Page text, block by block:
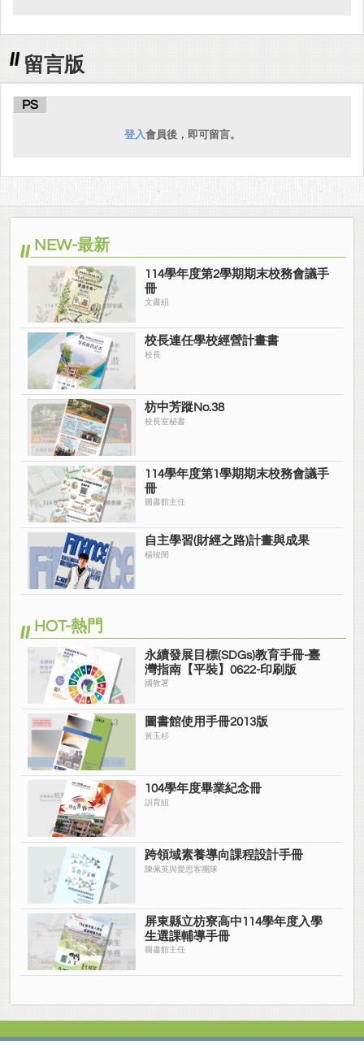
留言版
PS
登入會員後，即可留言。
NEW-最新
114學年度第2學期期末校務會議手
冊
文書組
校長連任學校經營計畫書
校長
枋中芳蹤No.38
校長室秘書
114學年度第1學期期末校務會議手
冊
圖書館主任
自主學習(財經之路)計畫與成果
楊竣閔
HOT-熱門
永續發展目標(SDGs)教育手冊-臺
灣指南【平裝】0622-印刷版
國教署
圖書館使用手冊2013版
黃玉杉
104學年度畢業紀念冊
訓育組
跨領域素養導向課程設計手冊
陳佩英與愛思客團隊
屏東縣立枋寮高中114學年度入學
生選課輔導手冊
圖書館主任